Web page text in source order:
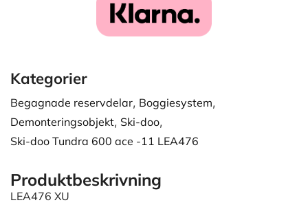
Kategorier
Begagnade reservdelar, Boggiesystem,
Demonteringsobjekt, Ski-doo,
Ski-doo Tundra 600 ace -11 LEA476
Produktbeskrivning
LEA476 XU